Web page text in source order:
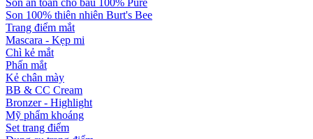
Son an toàn cho bầu 100% Pure
Son 100% thiên nhiên Burt's Bee
Trang điểm mắt
Mascara - Kẹp mi
Chì kẻ mắt
Phấn mắt
Kẻ chân mày
BB & CC Cream
Bronzer - Highlight
Mỹ phẩm khoáng
Set trang điểm